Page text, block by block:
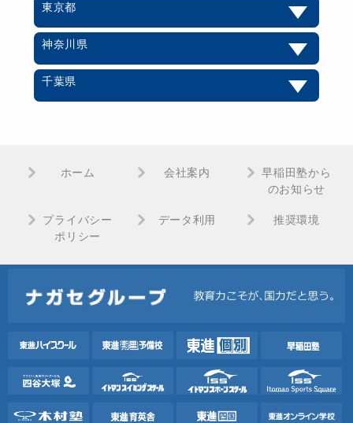
東京都
神奈川県
千葉県
ホーム 会社案内
早稲田塾から
のお知らせ
プライバシー
ポリシー
データ利用 推奨環境